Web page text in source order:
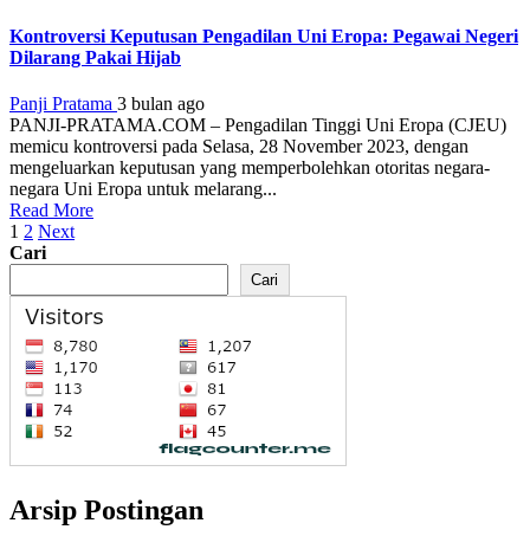
Kontroversi Keputusan Pengadilan Uni Eropa: Pegawai Negeri
Dilarang Pakai Hijab
Panji Pratama 3 bulan ago
PANJI-PRATAMA.COM – Pengadilan Tinggi Uni Eropa (CJEU)
memicu kontroversi pada Selasa, 28 November 2023, dengan
mengeluarkan keputusan yang memperbolehkan otoritas negara-
negara Uni Eropa untuk melarang...
Read More
Paginasi
pos
1 2 Next
Cari
Cari
Arsip Postingan